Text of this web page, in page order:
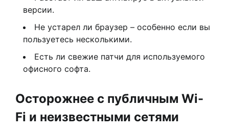
версии.
Не устарел ли браузер – особенно если вы
пользуетесь несколькими.
Есть ли свежие патчи для используемого
офисного софта.
Осторожнее с публичным Wi-
Fi и неизвестными сетями